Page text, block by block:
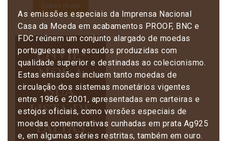
Envie-
nos a
sua
lista de
faltas
As emissões especiais da Imprensa Nacional
Casa da Moeda em acabamentos PROOF, BNC e
FDC reúnem um conjunto alargado de moedas
portuguesas em escudos produzidas com
qualidade superior e destinadas ao colecionismo.
Estas emissões incluem tanto moedas de
circulação dos sistemas monetários vigentes
entre 1986 e 2001, apresentadas em carteiras e
estojos oficiais, como versões especiais de
moedas comemorativas cunhadas em prata Ag925
e, em algumas séries restritas, também em ouro.